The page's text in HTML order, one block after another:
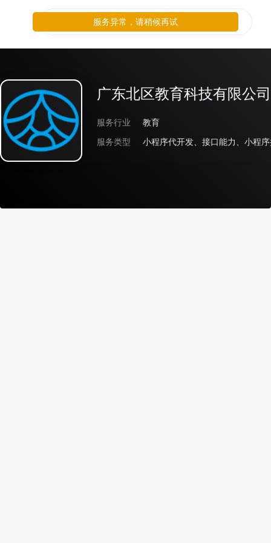
广东北区教育科技有限公司
服务行业
教育
服务类型
小程序代开发、接口能力、小程
服务异常，请稍候再试